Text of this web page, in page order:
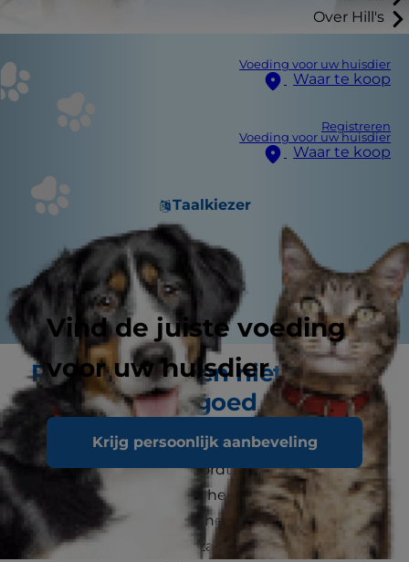
Over Hill's
Voeding voor uw huisdier
Waar te koop
Registreren
Voeding voor uw huisdier
Waar te koop
Taalkiezer
Vind de juiste voeding
voor uw huisdier
Krijg persoonlijk aanbeveling
Puppy's worden niet
geboren met goed gedrag
Uw puppy is natuurlijk een schattig
knuffelbeest, maar hij wordt niet geleverd met
goed gedrag. Zijn fokker heeft hem hooguit wat
eerste lessen in zindelijkheid gegeven, maar
hoe hij zich als huisdier zal gedragen ligt